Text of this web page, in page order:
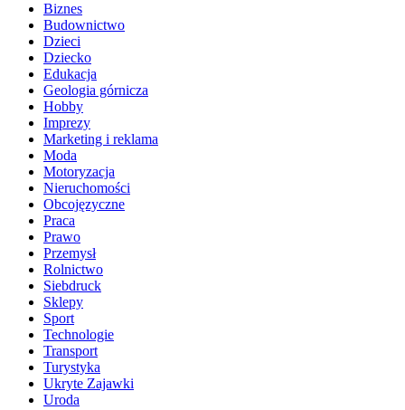
Biznes
Budownictwo
Dzieci
Dziecko
Edukacja
Geologia górnicza
Hobby
Imprezy
Marketing i reklama
Moda
Motoryzacja
Nieruchomości
Obcojęzyczne
Praca
Prawo
Przemysł
Rolnictwo
Siebdruck
Sklepy
Sport
Technologie
Transport
Turystyka
Ukryte Zajawki
Uroda